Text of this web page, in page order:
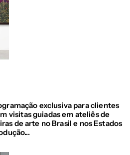
exclusiva para clientes
visitas guiadas em ateliês de
de arte no Brasil e nos Estados